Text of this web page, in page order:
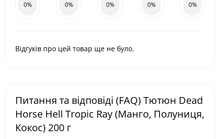
0% 0% 0% 0% 0%
Відгуків про цей товар ще не було.
Питання та відповіді (FAQ) Тютюн Dead
Horse Hell Tropic Ray (Манго, Полуниця,
Кокос) 200 г